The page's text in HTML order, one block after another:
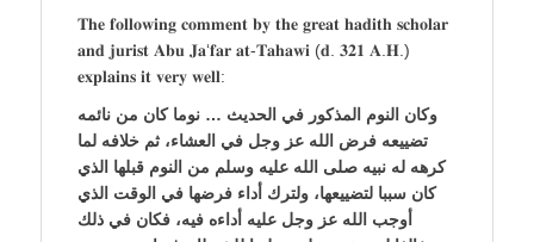
𝐓𝐡𝐞 𝐟𝐨𝐥𝐥𝐨𝐰𝐢𝐧𝐠 𝐜𝐨𝐦𝐦𝐞𝐧𝐭 𝐛𝐲 𝐭𝐡𝐞 𝐠𝐫𝐞𝐚𝐭 𝐡𝐚𝐝𝐢𝐭𝐡 𝐬𝐜𝐡𝐨𝐥𝐚𝐫
𝐚𝐧𝐝 𝐣𝐮𝐫𝐢𝐬𝐭 𝐀𝐛𝐮 𝐉𝐚‘𝐟𝐚𝐫 𝐚𝐭-𝐓𝐚𝐡𝐚𝐰𝐢 (𝐝. 𝟑𝟐𝟏 𝐀.𝐇.)
𝐞𝐱𝐩𝐥𝐚𝐢𝐧𝐬 𝐢𝐭 𝐯𝐞𝐫𝐲 𝐰𝐞𝐥𝐥:
وكان النوم المذكور في الحديث … نوما كان من نائمه
تضييعه فرض الله عز وجل في العشاء، ثم خلافه لما
كرهه له نبيه صلى الله عليه وسلم من النوم قبلها الذي
كان سببا لتضييعها، ولترك أداء فرضها في الوقت الذي
أوجب الله عز وجل عليه أداءه فيه، فكان في ذلك